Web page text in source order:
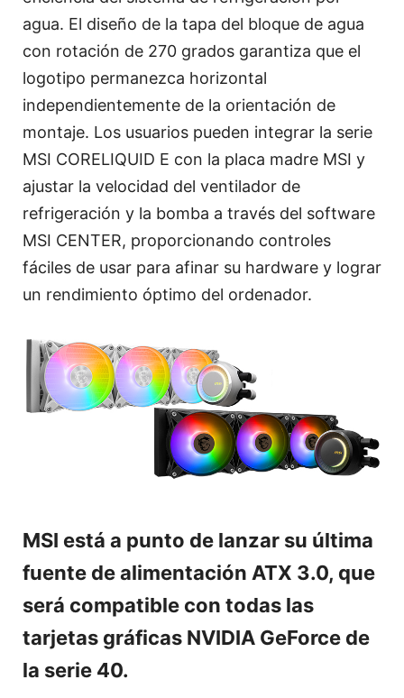
agua. El diseño de la tapa del bloque de agua
con rotación de 270 grados garantiza que el
logotipo permanezca horizontal
independientemente de la orientación de
montaje. Los usuarios pueden integrar la serie
MSI CORELIQUID E con la placa madre MSI y
ajustar la velocidad del ventilador de
refrigeración y la bomba a través del software
MSI CENTER, proporcionando controles
fáciles de usar para afinar su hardware y lograr
un rendimiento óptimo del ordenador.
MSI está a punto de lanzar su última
fuente de alimentación ATX 3.0, que
será compatible con todas las
tarjetas gráficas NVIDIA GeForce de
la serie 40.